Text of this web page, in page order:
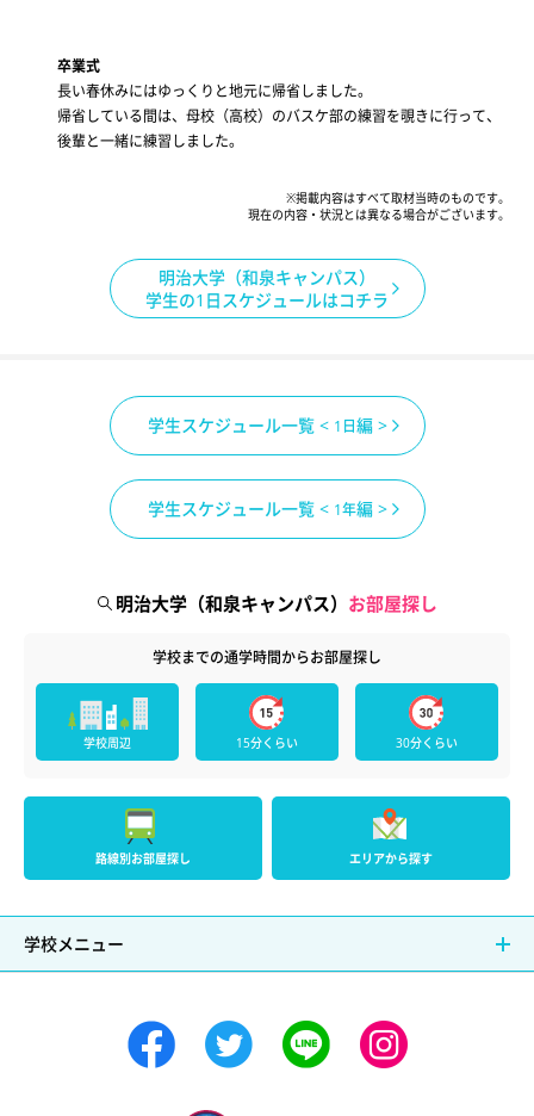
卒業式
長い春休みにはゆっくりと地元に帰省しました。
帰省している間は、母校（高校）のバスケ部の練習を覗きに行って、
後輩と一緒に練習しました。
※掲載内容はすべて取材当時のものです。
現在の内容・状況とは異なる場合がございます。
明治大学（和泉キャンパス）
学生の1日スケジュールはコチラ
学生スケジュール一覧 < 1日編 >
学生スケジュール一覧 < 1年編 >
明治大学（和泉キャンパス） お部屋探し
学校までの通学時間からお部屋探し
学校周辺 15分くらい 30分くらい
路線別お部屋探し エリアから探す
学校メニュー